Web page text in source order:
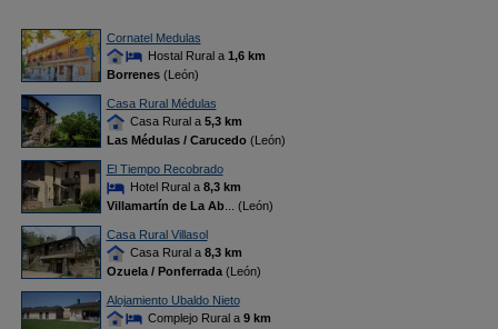
Cornatel Medulas
Hostal Rural a 1,6 km
Borrenes(León)
Casa Rural Médulas
Casa Rural a 5,3 km
Las Médulas / Carucedo(León)
El Tiempo Recobrado
Hotel Rural a 8,3 km
Villamartín de La Ab... (León)
Casa Rural Villasol
Casa Rural a 8,3 km
Ozuela / Ponferrada(León)
Alojamiento Ubaldo Nieto
Complejo Rural a 9 km